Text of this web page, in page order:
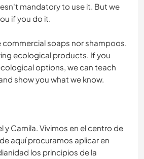
mandatory to use it. But we
if you do it.
commercial soaps nor shampoos.
ecological products. If you
options, we can teach
show you what we know.
y Camila. Vivimos en el centro de
aquí procuramos aplicar en
los principios de la